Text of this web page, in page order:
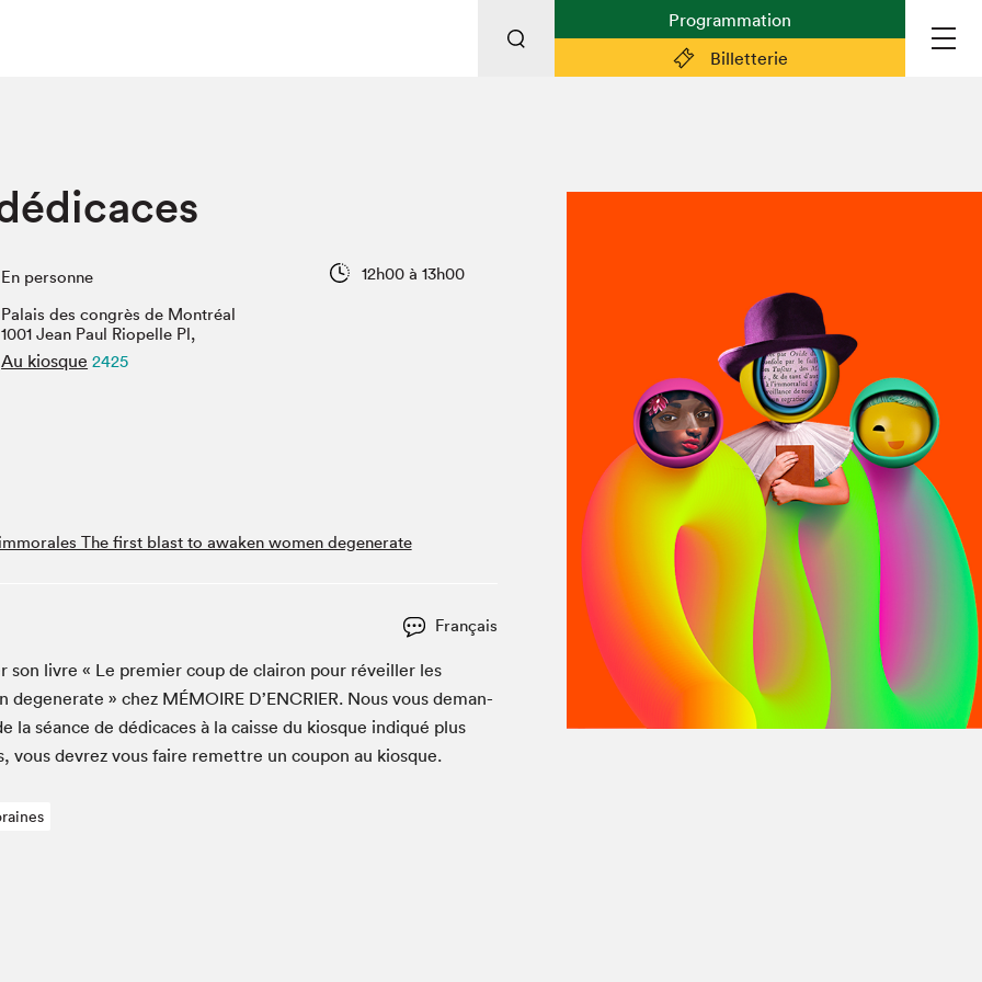
Billetterie
Programmation
Vidéos et balados
Espace des tout-petits
Le Salon dans ta classe
Liseur Public
Matinées scolaires Hydro-Québec
Narra
Espace exposant·e·s
Espace enseignant·e·s
Espace participant⋅e⋅s
Espace Salon dans la ville
Espace bénévoles
Devenir bénévole
À propos du Salon
Liste des exposant·e·s
Liste des auteur·rice·s
En personne
12h00 à 13h00
Palais des congrès de Montréal
1001 Jean Paul Riopelle Pl,
Au kiosque 2425
The first blast to awaken women degenerate
Français
livre « Le pre­mier coup de cla­iron pour réveiller les
degen­er­ate » chez MÉMOIRED’EN­CRIER. Nous vous deman­
la séance de dédi­caces à la caisse du kiosque indiqué plus
vous devrez vous faire remet­tre un coupon au kiosque.